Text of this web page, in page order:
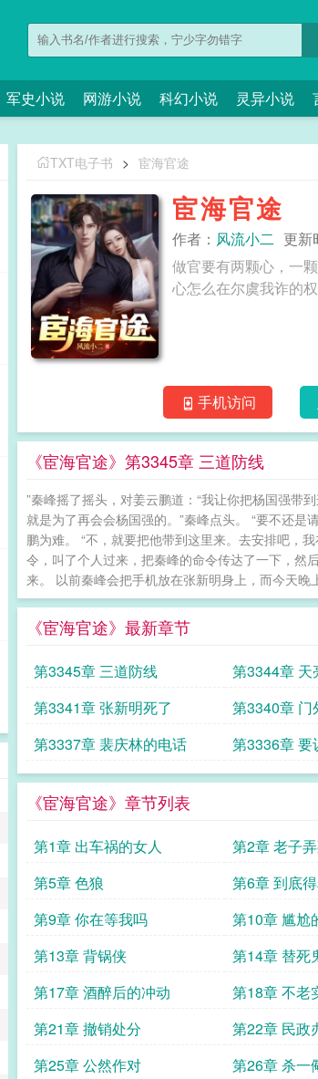
军史小说 网游小说 科幻小说 灵异小说
TXT电子书 > 宦海官途
宦海官途
作者： 风流小二 更新
做官要有两颗心，一
手机访问
《宦海官途》第3345章 三道防线
”秦峰摇了摇头，对姜云鹏道：“我让你把杨国强带
就是为了再会会杨国强的。”秦峰点头。 “要不还
鹏为难。 “不，就要把他带到这里来。去安排吧，
令，叫了个人过来，把秦峰的命令传达了一下，然
来。 以前秦峰会把手机放在张新明身上，而今天
《宦海官途》最新章节
第3345章 三道防线 第3344章 天
第3341章 张新明死了
第3340章 门
第3337章 裴庆林的电话
第3336章 要
《宦海官途》章节列表
第1章 出车祸的女人 第2章 老子
第5章 色狼
第6章 到底
第9章 你在等我吗
第10章 尴尬
第13章 背锅侠
第14章 替死
第17章 酒醉后的冲动
第18章 不老
第21章 撤销处分
第22章 民政
第25章 公然作对
第26章 杀一